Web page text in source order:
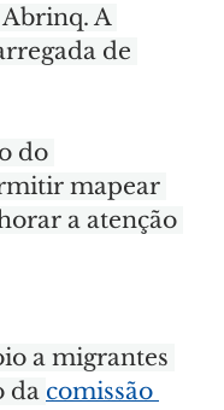
A
de
do
mapear
a atenção
a migrantes
da comissão